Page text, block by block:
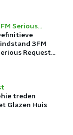
Serious
3FM
Request
treden
Glazen Huis